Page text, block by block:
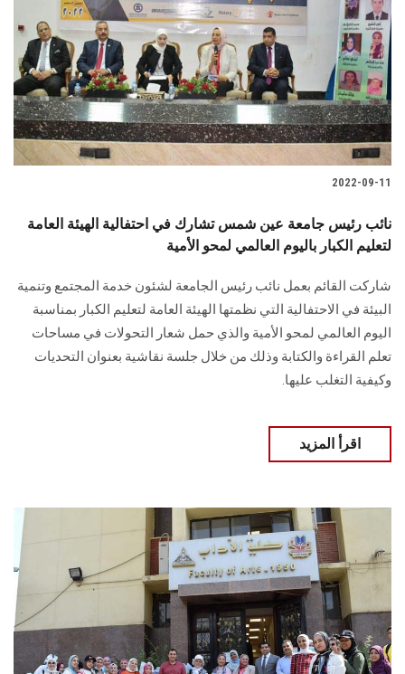
2022-09-11
نائب رئيس جامعة عين شمس تشارك في احتفالية الهيئة العامة
لتعليم الكبار باليوم العالمي لمحو الأمية
شاركت القائم بعمل نائب رئيس الجامعة لشئون خدمة المجتمع وتنمية
البيئة في الاحتفالية التي نظمتها الهيئة العامة لتعليم الكبار بمناسبة
اليوم العالمي لمحو الأمية والذي حمل شعار التحولات في مساحات
تعلم القراءة والكتابة وذلك من خلال جلسة نقاشية بعنوان التحديات
وكيفية التغلب عليها.
اقرأ المزيد